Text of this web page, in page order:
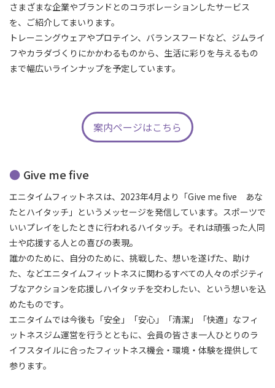
さまざまな企業やブランドとのコラボレーションしたサービス
を、ご紹介してまいります。
トレーニングウェアやプロテイン、バランスフードなど、ジムライ
フやカラダづくりにかかわるものから、生活に彩りを与えるもの
まで幅広いラインナップを予定しています。
案内ページはこちら
Give me five
エニタイムフィットネスは、2023年4月より「Give me five あな
たとハイタッチ」というメッセージを発信しています。スポーツで
いいプレイをしたときに行われるハイタッチ。それは頑張った人同
士や応援する人との喜びの表現。
誰かのために、自分のために、挑戦した、想いを遂げた、助け
た、などエニタイムフィットネスに関わるすべての人々のポジティ
ブなアクションを応援しハイタッチを交わしたい、という想いを込
めたものです。
エニタイムでは今後も「安全」「安心」「清潔」「快適」なフィ
ットネスジム運営を行うとともに、会員の皆さま一人ひとりのラ
イフスタイルに合ったフィットネス機会・環境・体験を提供して
参ります。